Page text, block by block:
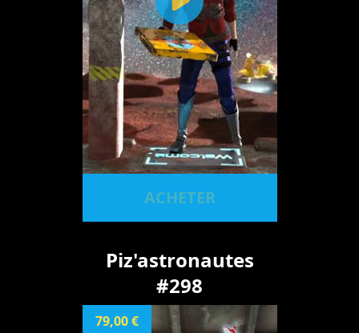
ACHETER
Piz'astronautes
#298
79,00 €